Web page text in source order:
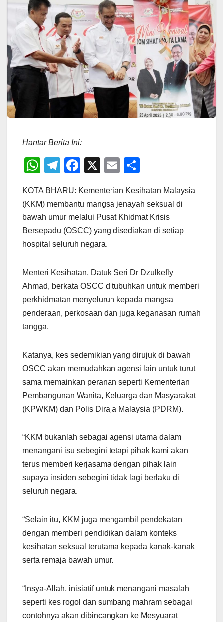
Hantar Berita Ini:
W
at
s
A
p
T
e
gr
a
m
F
c
e
b
o
k
X
E
ail ar
e
KOTA BHARU: Kementerian Kesihatan Malaysia
(KKM) membantu mangsa jenayah seksual di
bawah umur melalui Pusat Khidmat Krisis
Bersepadu (OSCC) yang disediakan di setiap
hospital seluruh negara.
Menteri Kesihatan, Datuk Seri Dr Dzulkefly
Ahmad, berkata OSCC ditubuhkan untuk memberi
perkhidmatan menyeluruh kepada mangsa
penderaan, perkosaan dan juga keganasan rumah
tangga.
Katanya, kes sedemikian yang dirujuk di bawah
OSCC akan memudahkan agensi lain untuk turut
sama memainkan peranan seperti Kementerian
Pembangunan Wanita, Keluarga dan Masyarakat
(KPWKM) dan Polis Diraja Malaysia (PDRM).
“KKM bukanlah sebagai agensi utama dalam
menangani isu sebegini tetapi pihak kami akan
terus memberi kerjasama dengan pihak lain
supaya insiden sebegini tidak lagi berlaku di
seluruh negara.
“Selain itu, KKM juga mengambil pendekatan
dengan memberi pendidikan dalam konteks
kesihatan seksual terutama kepada kanak-kanak
serta remaja bawah umur.
“Insya-Allah, inisiatif untuk menangani masalah
seperti kes rogol dan sumbang mahram sebagai
contohnya akan dibincangkan ke Mesyuarat